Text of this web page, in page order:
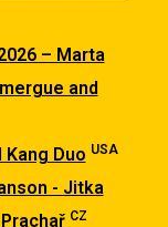
– Marta
and
Kang Duo USA
- Jitka
CZ